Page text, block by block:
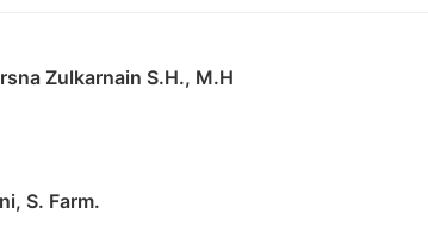
Zulkarnain S.H., M.H
S. Farm.